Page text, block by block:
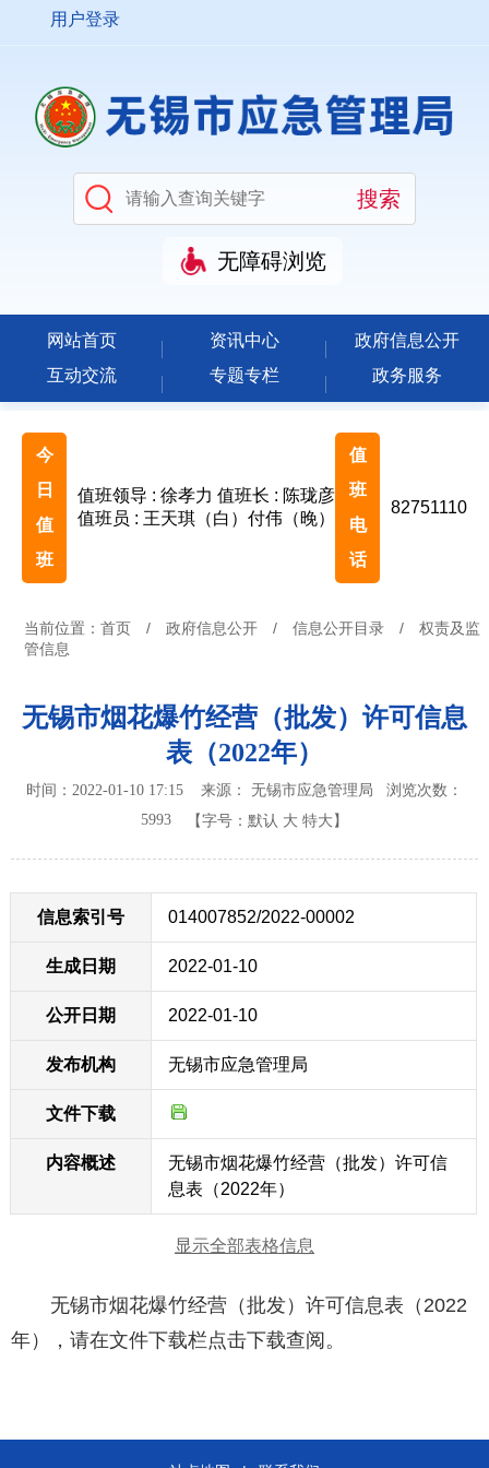
用户登录
无障碍浏览
网站首页 资讯中心
政府信息公开
互动交流
专题专栏 政务服务
今
日
值
班
值班领导 : 徐孝力 值班长 : 陈珑彦
值班员 : 王天琪（白）付伟（晚）
值
班
电
话
82751110
当前位置： 首页 / 政府信息公开 / 信息公开目录 /
权责及监
管信息
无锡市烟花爆竹经营（批发）许可信息
表（2022年）
时间：2022-01-10 17:15 来源： 无锡市应急管理局 浏览次数：
5993
【字号： 默认 大 特大 】
信息索引号 014007852/2022-00002
生成日期 2022-01-10
公开日期 2022-01-10
发布机构 无锡市应急管理局
文件下载
内容概述
无锡市烟花爆竹经营（批发）许可信
息表（2022年）
显示全部表格信息
无锡市烟花爆竹经营（批发）许可信息表（2022
年），请在文件下载栏点击下载查阅。